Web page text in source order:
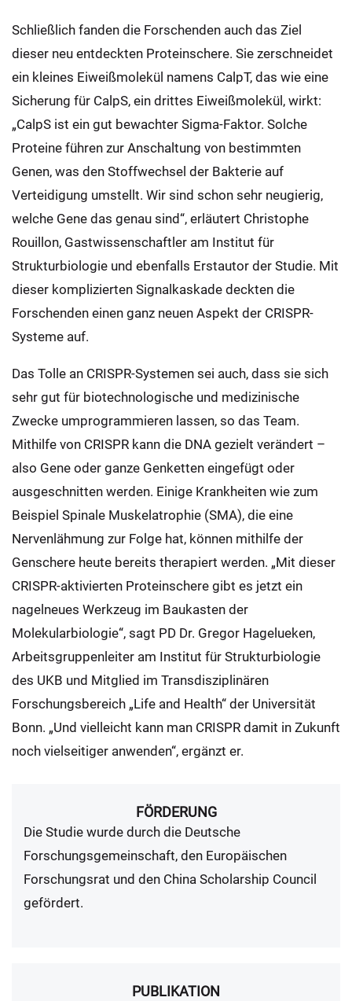
Schließlich fanden die Forschenden auch das Ziel
dieser neu entdeckten Proteinschere. Sie zerschneidet
ein kleines Eiweißmolekül namens CalpT, das wie eine
Sicherung für CalpS, ein drittes Eiweißmolekül, wirkt:
„CalpS ist ein gut bewachter Sigma-Faktor. Solche
Proteine führen zur Anschaltung von bestimmten
Genen, was den Stoffwechsel der Bakterie auf
Verteidigung umstellt. Wir sind schon sehr neugierig,
welche Gene das genau sind“, erläutert Christophe
Rouillon, Gastwissenschaftler am Institut für
Strukturbiologie und ebenfalls Erstautor der Studie. Mit
dieser komplizierten Signalkaskade deckten die
Forschenden einen ganz neuen Aspekt der CRISPR-
Systeme auf.
Das Tolle an CRISPR-Systemen sei auch, dass sie sich
sehr gut für biotechnologische und medizinische
Zwecke umprogrammieren lassen, so das Team.
Mithilfe von CRISPR kann die DNA gezielt verändert –
also Gene oder ganze Genketten eingefügt oder
ausgeschnitten werden. Einige Krankheiten wie zum
Beispiel Spinale Muskelatrophie (SMA), die eine
Nervenlähmung zur Folge hat, können mithilfe der
Genschere heute bereits therapiert werden. „Mit dieser
CRISPR-aktivierten Proteinschere gibt es jetzt ein
nagelneues Werkzeug im Baukasten der
Molekularbiologie“, sagt PD Dr. Gregor Hagelueken,
Arbeitsgruppenleiter am Institut für Strukturbiologie
des UKB und Mitglied im Transdisziplinären
Forschungsbereich „Life and Health“ der Universität
Bonn. „Und vielleicht kann man CRISPR damit in Zukunft
noch vielseitiger anwenden“, ergänzt er.
FÖRDERUNG
Die Studie wurde durch die Deutsche
Forschungsgemeinschaft, den Europäischen
Forschungsrat und den China Scholarship Council
gefördert.
PUBLIKATION